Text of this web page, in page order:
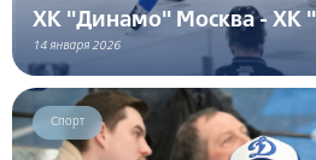
ХК "Динамо" Москва - ХК
14 января 2026
Спорт